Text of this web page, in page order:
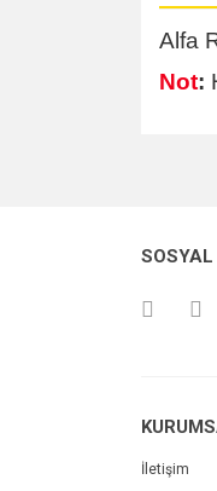
Alfa
Not:
İletişim